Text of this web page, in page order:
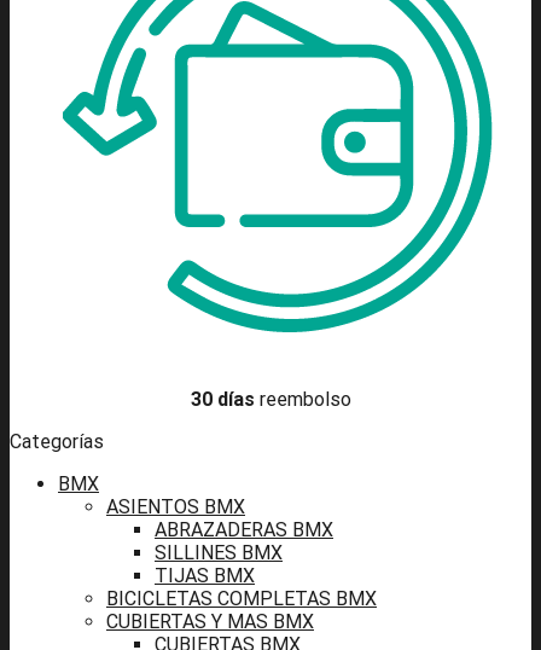
30 días reembolso
Categorías
BMX
ASIENTOS BMX
ABRAZADERAS BMX
SILLINES BMX
TIJAS BMX
BICICLETAS COMPLETAS BMX
CUBIERTAS Y MAS BMX
CUBIERTAS BMX